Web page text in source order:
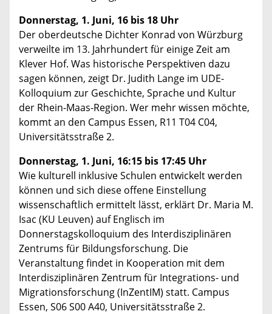
Donnerstag, 1. Juni, 16 bis 18 Uhr
Der oberdeutsche Dichter Konrad von Würzburg
verweilte im 13. Jahrhundert für einige Zeit am
Klever Hof. Was historische Perspektiven dazu
sagen können, zeigt Dr. Judith Lange im UDE-
Kolloquium zur Geschichte, Sprache und Kultur
der Rhein-Maas-Region. Wer mehr wissen möchte,
kommt an den Campus Essen, R11 T04 C04,
Universitätsstraße 2.
Donnerstag, 1. Juni, 16:15 bis 17:45 Uhr
Wie kulturell inklusive Schulen entwickelt werden
können und sich diese offene Einstellung
wissenschaftlich ermittelt lässt, erklärt Dr. Maria M.
Isac (KU Leuven) auf Englisch im
Donnerstagskolloquium des Interdisziplinären
Zentrums für Bildungsforschung. Die
Veranstaltung findet in Kooperation mit dem
Interdisziplinären Zentrum für Integrations- und
Migrationsforschung (InZentIM) statt. Campus
Essen, S06 S00 A40, Universitätsstraße 2.